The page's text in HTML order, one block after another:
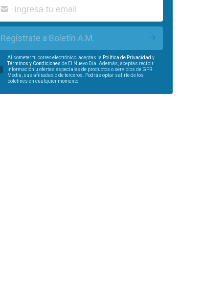
Regístrate a Boletín A.M.
Al someter tu correo electrónico, aceptas la Política de Privacidad y
Términos y Condiciones de El Nuevo Día. Además, aceptas recibir
información u ofertas especiales de productos o servicios de GFR
Media, sus afiliadas o de terceros. Podrás optar salirte de los
boletines en cualquier momento.